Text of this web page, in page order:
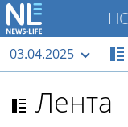
03.04.2025
Лента